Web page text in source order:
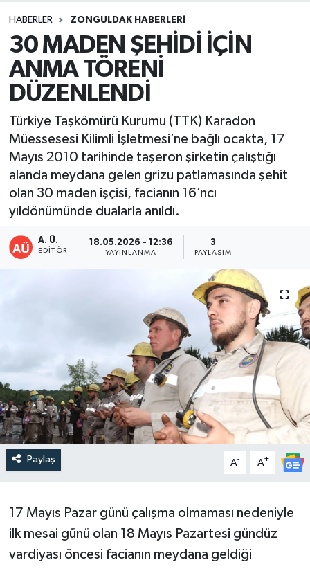
HABERLER ZONGULDAK HABERLERI
30 MADEN ŞEHİDİ İÇİN
ANMA TÖRENİ
DÜZENLENDİ
Türkiye Taşkömürü Kurumu (TTK) Karadon
Müessesesi Kilimli İşletmesi’ne bağlı ocakta, 17
Mayıs 2010 tarihinde taşeron şirketin çalıştığı
alanda meydana gelen grizu patlamasında şehit
olan 30 maden işçisi, facianın 16’ncı
yıldönümünde dualarla anıldı.
A. Ü.
EDITÖR
18.05.2026 - 12:36
YAYINLANMA
3
PAYLAŞIM
Paylaş A- A+
17 Mayıs Pazar günü çalışma olmaması nedeniyle
ilk mesai günü olan 18 Mayıs Pazartesi gündüz
vardiyası öncesi facianın meydana geldiği
DEVREK
DÜZCE
EREĞLİ
GÖKÇEBEY
KASTAMONU